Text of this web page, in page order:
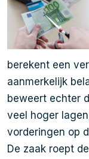
berekent een
aanmerkelijk
beweert echter
veel hoger
vorderingen op
De zaak roept